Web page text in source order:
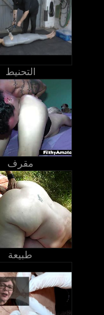
التحنيط
مقرف
طبيعة